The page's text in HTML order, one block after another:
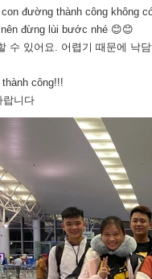
đường thành công không
đừng lùi bước nhé 😊😊
수 있어요. 어렵기 때문에 낙
công!!!
랍니다